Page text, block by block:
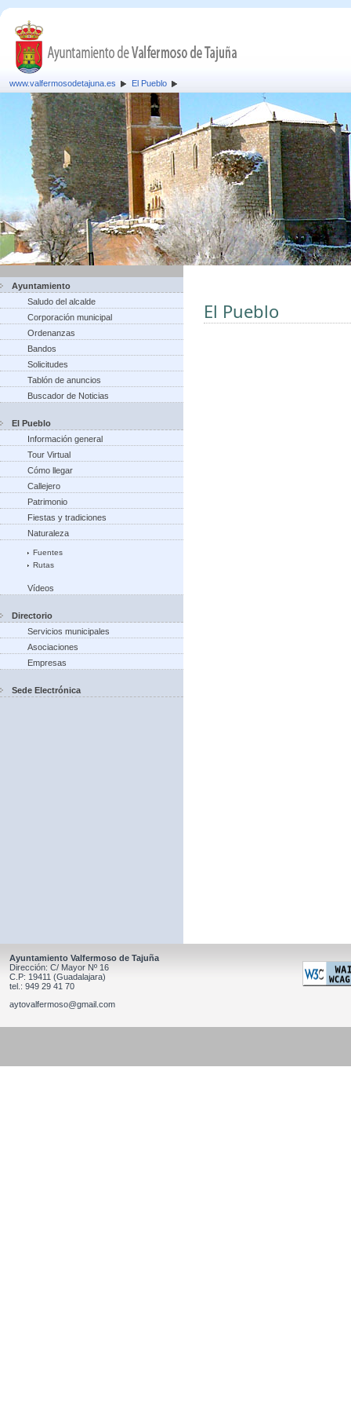
www.valfermosodetajuna.es El Pueblo
Ayuntamiento
Saludo del alcalde
Corporación municipal
Ordenanzas
Bandos
Solicitudes
Tablón de anuncios
Buscador de Noticias
El Pueblo
Información general
Tour Virtual
Cómo llegar
Callejero
Patrimonio
Fiestas y tradiciones
Naturaleza
Fuentes
Rutas
Vídeos
Directorio
Servicios municipales
Asociaciones
Empresas
Sede Electrónica
El Pueblo
Ayuntamiento Valfermoso de Tajuña
Dirección: C/ Mayor Nº 16
C.P: 19411 (Guadalajara)
tel.: 949 29 41 70
aytovalfermoso@gmail.com